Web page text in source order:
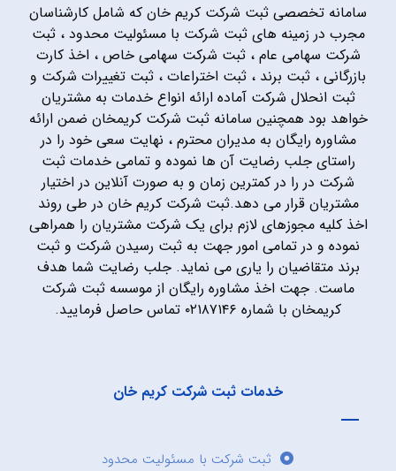
سامانه تخصصی ثبت شرکت کریم خان که شامل کارشناسان
مجرب در زمینه های ثبت شرکت با مسئولیت محدود ، ثبت
شرکت سهامی عام ، ثبت شرکت سهامی خاص ، اخذ کارت
بازرگانی ، ثبت برند ، ثبت اختراعات ، ثبت تغییرات شرکت و
ثبت انحلال شرکت آماده ارائه انواع خدمات به مشتریان
خواهد بود همچنین سامانه ثبت شرکت کریمخان ضمن ارائه
مشاوره رایگان به مدیران محترم ، نهایت سعی خود را در
راستای جلب رضایت آن ها نموده و تمامی خدمات ثبت
شرکت در را در کمترین زمان و به صورت آنلاین در اختیار
مشتریان قرار می دهد.ثبت شرکت کریم خان در طی روند
اخذ کلیه مجوزهای لازم برای یک شرکت مشتریان را همراهی
نموده و در تمامی امور جهت به ثبت رسیدن شرکت و ثبت
برند متقاضیان را یاری می نماید. جلب رضایت شما هدف
ماست. جهت اخذ مشاوره رایگان از موسسه ثبت شرکت
کریمخان با شماره ۰۲۱۸۷۱۴۶ تماس حاصل فرمایید.
خدمات ثبت شرکت کریم خان
ثبت شرکت با مسئولیت محدود